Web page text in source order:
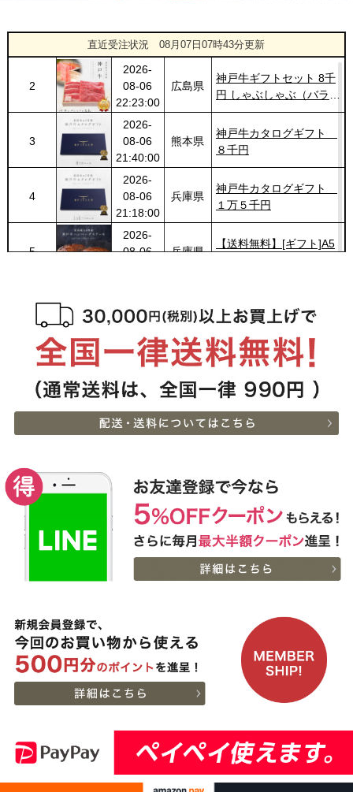
直近受注状況08月07日07時43分更新
1
08-07
07:20:00
栃木県
等級神戸牛 焼肉・BBQ
セット (500g・1kg・
1.5kg)
2
2026-
08-06
22:23:00
広島県
神戸牛ギフトセット 8千
円 しゃぶしゃぶ（バラ・
プレミアム霜降りもも）
400g
3
2026-
08-06
21:40:00
熊本県
神戸牛カタログギフト
８千円
4
2026-
08-06
21:18:00
兵庫県
神戸牛カタログギフト
１万５千円
5
2026-
08-06
兵庫県
【送料無料】[ギフト]A5
08-06
17:45:00
栃木県
ランプすきやき 200ｇ~
2026-
08-06
15:51:00
千葉県
[ギフト] A5等級神戸牛
ランプステーキ 200ｇ
~1kg
2026-
08-06
15:51:00
千葉県
[ギフト] A5等級神戸牛
イチボステーキ 150ｇ(1
9
13:58:00
プレミアムセット（プレ
ミアムロース[200g]・プ
レミアムもも[200g]）ス
2026-
08-06
13:58:00
大阪府
出産内祝に命名札 大
切なお名前のお披露目に
さい）
11
08-06
大阪府 贈り物に最適な高級桐箱
12
08-06
大阪府
神戸牛ギフトセット 1万
円 赤身セット すきやき
（かた（ウデ）・プレミ
アム霜降りもも）450g
2026-
08-06
13:18:00
大阪府
出産内祝に命名札 大
切なお名前のお披露目に
さい）
14
2026-
08-06
12:40:00
神奈川
県
神戸牛カタログギフト
８千円
2026-